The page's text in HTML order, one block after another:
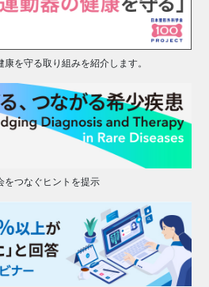
を守る取り組みを紹介します。
をつなぐヒントを提示